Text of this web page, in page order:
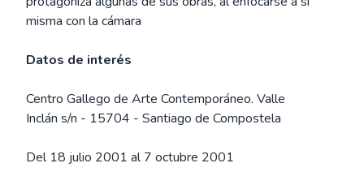
misma con la cámara
Datos de interés
Centro Gallego de Arte Contemporáneo. Valle
Inclán s/n - 15704 - Santiago de Compostela
Del 18 julio 2001 al 7 octubre 2001